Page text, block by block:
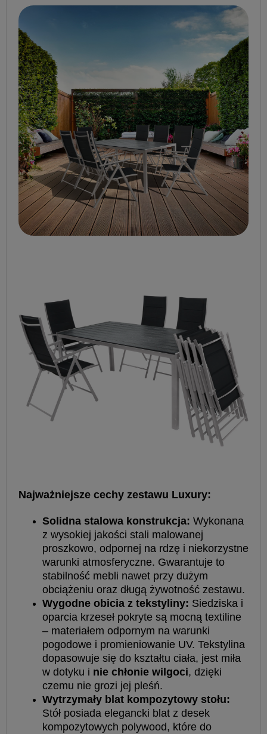
Najważniejsze cechy zestawu Luxury:
Solidna stalowa konstrukcja: Wykonana
z wysokiej jakości stali malowanej
proszkowo, odpornej na rdzę i niekorzystne
warunki atmosferyczne. Gwarantuje to
stabilność mebli nawet przy dużym
obciążeniu oraz długą żywotność zestawu.
Wygodne obicia z tekstyliny: Siedziska i
oparcia krzeseł pokryte są mocną textiline
– materiałem odpornym na warunki
pogodowe i promieniowanie UV. Tekstylina
dopasowuje się do kształtu ciała, jest miła
w dotyku i nie chłonie wilgoci, dzięki
czemu nie grozi jej pleśń.
Wytrzymały blat kompozytowy stołu:
Stół posiada elegancki blat z desek
kompozytowych polywood, które do